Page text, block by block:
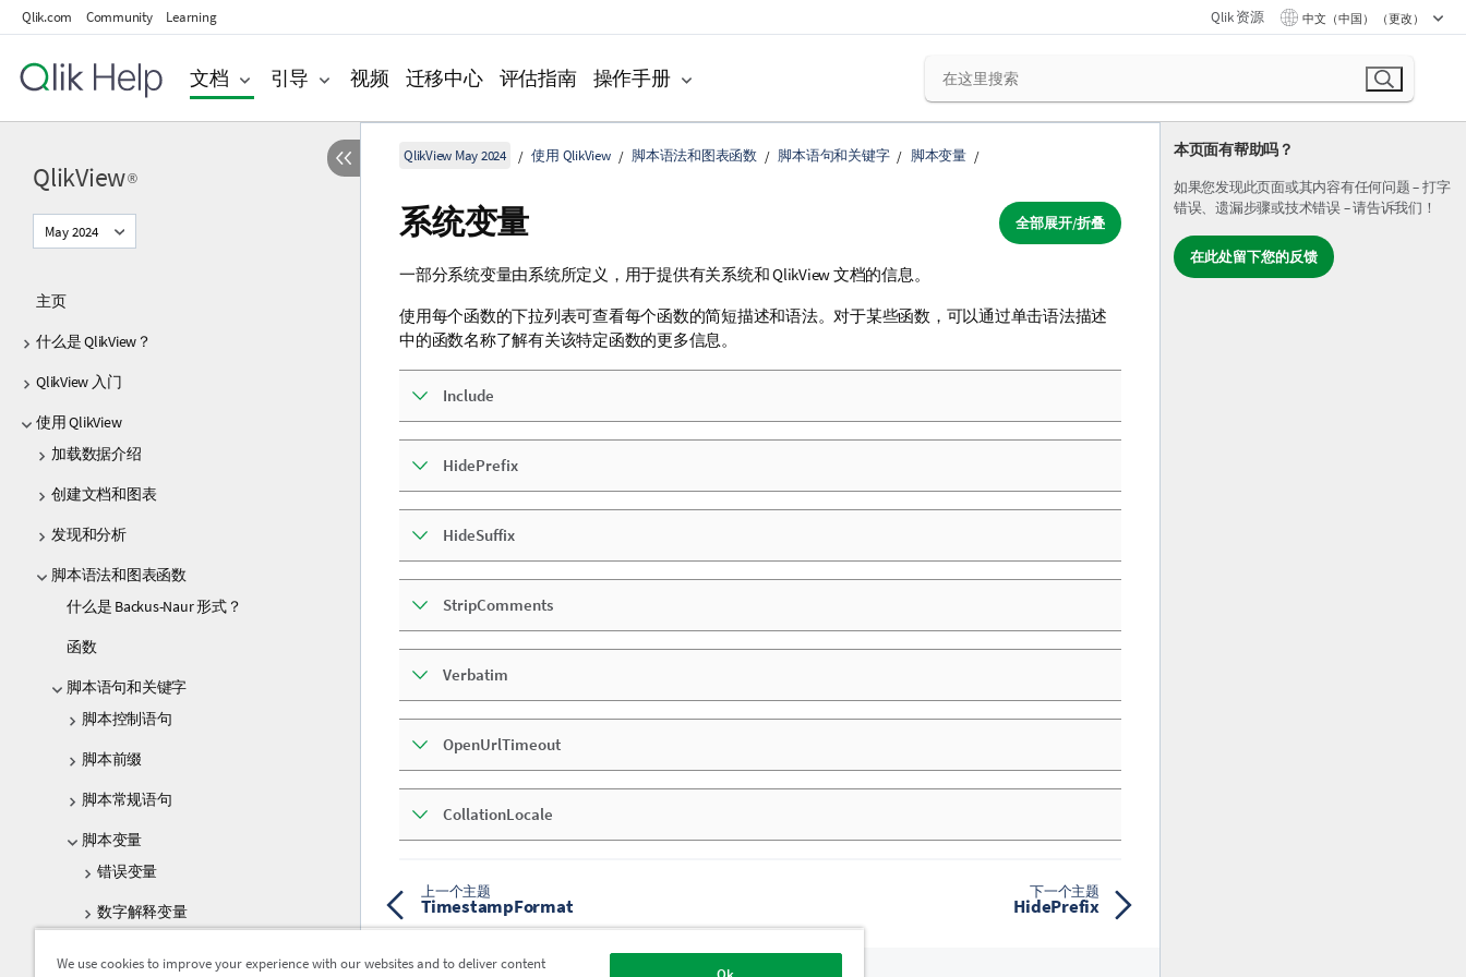
Qlik.com Community Learning Qlik 资源 中文（中国） （更改）
文档 引导 视频 迁移中心 评估指南 操作手册
QlikView®
May 2024
主页
什么是 QlikView？
QlikView 入门
使用 QlikView
加载数据介绍
创建文档和图表
发现和分析
脚本语法和图表函数
什么是 Backus-Naur 形式？
函数
脚本语句和关键字
脚本控制语句
脚本前缀
脚本常规语句
脚本变量
错误变量
数字解释变量
系统变量
本页面有帮助吗？
如果您发现此页面或其内容有任何问题 – 打字
错误、遗漏步骤或技术错误 – 请告诉我们！
在此处留下您的反馈
QlikView May 2024 使用 QlikView 脚本语法和图表函数 脚本语句和关键字 脚本变量
全部展开/折叠
系统变量
一部分系统变量由系统所定义，用于提供有关系统和QlikView文档的信息。
使用每个函数的下拉列表可查看每个函数的简短描述和语法。对于某些函数，可以通过单击语法描述
中的函数名称了解有关该特定函数的更多信息。
Include
HidePrefix
HideSuffix
StripComments
Verbatim
OpenUrlTimeout
CollationLocale
上一个主题
TimestampFormat
下一个主题
HidePrefix
We use cookies to improve your experience with our websites and to deliver content